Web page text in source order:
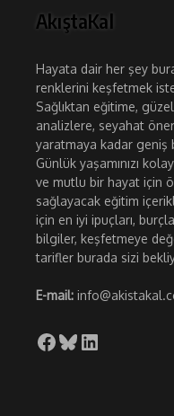
AkıştaKal
Hayata dair her şey
renklerini keşfetmek
Sağlıktan eğitime,
analizlere, seyahat
yaratmaya kadar geniş
Günlük yaşamınızı
ve mutlu bir hayat için
sağlayacak eğitim
için en iyi ipuçları,
bilgiler, keşfetmeye
tarifler burada sizi
E-mail:
Facebook
Bluesky
LinkedIn